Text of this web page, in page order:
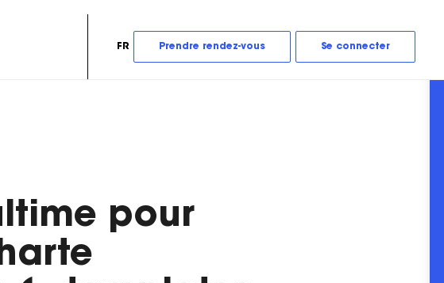
informe
Content.
FR Prendre rendez-vous Se connecter
pour